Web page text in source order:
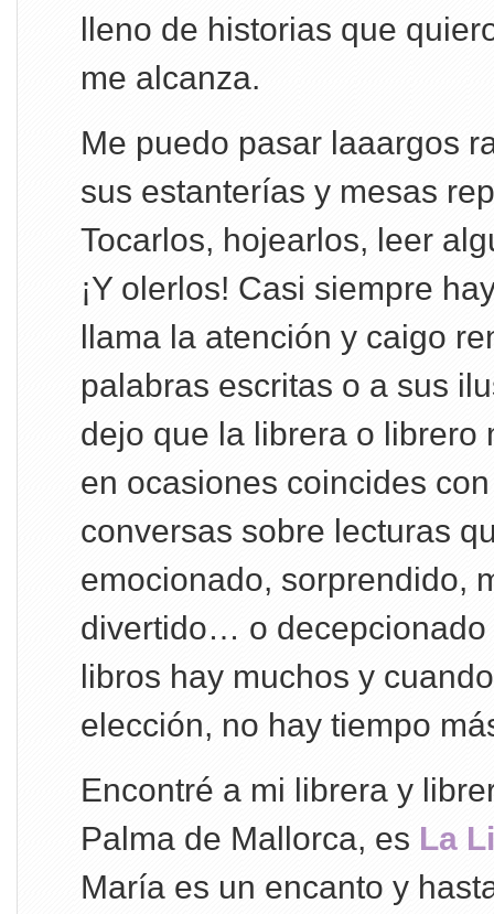
lleno de historias que
me alcanza.
Me puedo pasar laaargos
sus estanterías y mesas
Tocarlos, hojearlos, leer
¡Y olerlos! Casi siempre
llama la atención y caigo
palabras escritas o a sus
dejo que la librera o librero
en ocasiones coincides
conversas sobre lecturas
emocionado, sorprendido,
divertido… o decepcionado
libros hay muchos y
elección, no hay tiempo
Encontré a mi librera y
Palma de Mallorca, es La
María es un encanto y